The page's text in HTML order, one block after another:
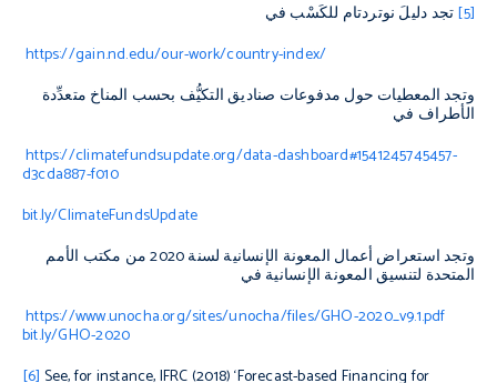
[5]تجد دليلَ نوتردتام للكَسْب في
https://gain.nd.edu/our-work/country-index/
وتجد المعطيات حول مدفوعات صناديق التكيُّف بحسب المناخ متعدِّدة
الأطراف في
https://climatefundsupdate.org/data-dashboard#1541245745457-
d3cda887-f010
bit.ly/ClimateFundsUpdate
وتجد استعراض أعمال المعونة الإنسانية لسنة 2020 من مكتب الأمم
المتحدة لتنسيق المعونة الإنسانية في
https://www.unocha.org/sites/unocha/files/GHO-2020_v9.1.pdf
bit.ly/GHO-2020
[6] See, for instance, IFRC (2018) ‘Forecast-based Financing for